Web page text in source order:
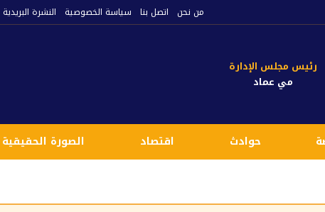
من نحن اتصل بنا سياسة الخصوصية النشرة البريدية
رئيس مجلس الإدارة
مي عماد
حوادث اقتصاد الصورة الحقيقية